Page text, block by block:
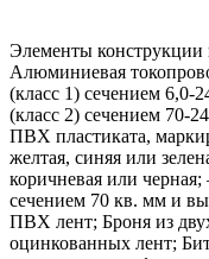
Элементы
Алюминиевая
(класс 1) сечением
(класс 2) сечением 70-
ПВХ пластиката,
желтая, синяя или
коричневая или
сечением 70 кв. мм и
ПВХ лент; Броня из
оцинкованных лент;